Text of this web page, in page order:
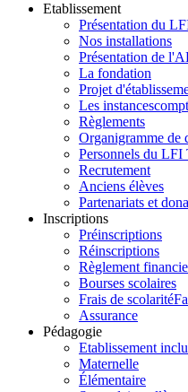
Etablissement
Présentation du
Nos installations
Présentation de
La fondation
Projet
Les instances
Règlements
Organigramme de
Personnels du LFI
Recrutement
Anciens élèves
Partenariats et
Inscriptions
Préinscriptions
Réinscriptions
Règlement
Bourses scolaires
Frais de scolarité
Assurance
Pédagogie
Etablissement
Maternelle
Élémentaire